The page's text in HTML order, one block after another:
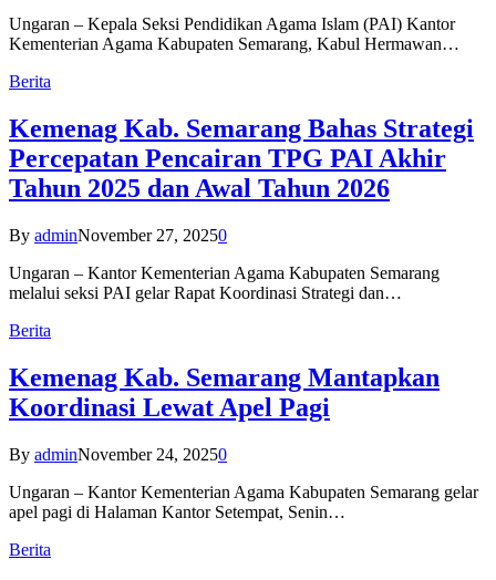
Ungaran – Kepala Seksi Pendidikan Agama Islam (PAI) Kantor
Kementerian Agama Kabupaten Semarang, Kabul Hermawan…
Berita
Kemenag Kab. Semarang Bahas Strategi
Percepatan Pencairan TPG PAI Akhir
Tahun 2025 dan Awal Tahun 2026
By adminNovember 27, 20250
Ungaran – Kantor Kementerian Agama Kabupaten Semarang
melalui seksi PAI gelar Rapat Koordinasi Strategi dan…
Berita
Kemenag Kab. Semarang Mantapkan
Koordinasi Lewat Apel Pagi
By adminNovember 24, 20250
Ungaran – Kantor Kementerian Agama Kabupaten Semarang gelar
apel pagi di Halaman Kantor Setempat, Senin…
Berita